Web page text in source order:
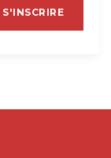
S'INSCRIRE